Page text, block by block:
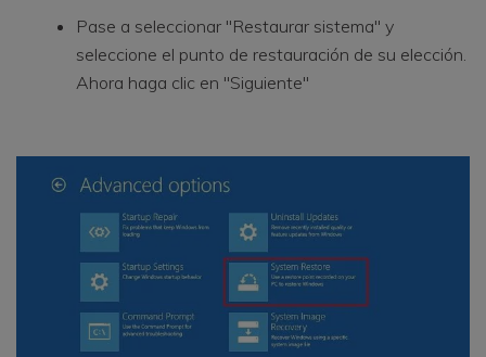
Pase a seleccionar "Restaurar sistema" y
seleccione el punto de restauración de su elección.
Ahora haga clic en "Siguiente"